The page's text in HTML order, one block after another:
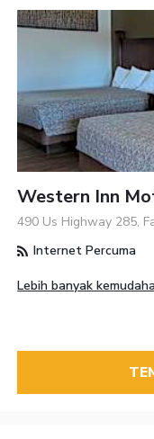
Western Inn
490 Us Highway 285,
Internet Percuma
Lebih banyak